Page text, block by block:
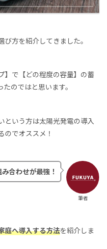
方を紹介してきました。
】で【どの程度の容量】の蓄
のではと思います。
という方は太陽光発電の導入
のでオススメ！
筆者
合わせが最強！
庭へ導入する方法を紹介しま